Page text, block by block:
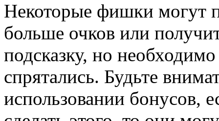
Некоторые фишки могут
больше очков или
подсказку, но
спрятались. Будьте
использовании бонусов,